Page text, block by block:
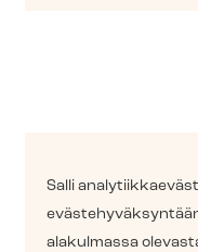
Salli
alakulmassa